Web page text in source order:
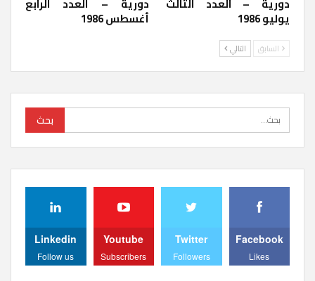
يوليو 1986 أغسطس 1986
السابق التالي
Facebook
Likes
Twitter
Followers
Youtube
Subscribers
Linkedin
Follow us